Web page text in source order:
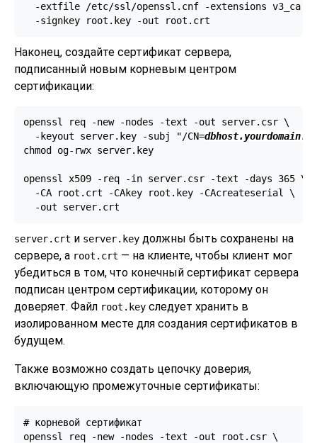
  -extfile /etc/ssl/openssl.cnf -extensions v3_ca \
  -signkey root.key -out root.crt
Наконец, создайте сертификат сервера,
подписанный новым корневым центром
сертификации:
openssl req -new -nodes -text -out server.csr \
  -keyout server.key -subj "/CN=
chmod og-rwx server.key
openssl x509 -req -in server.csr -text -days 365 \
  -CA root.crt -CAkey root.key -CAcreateserial \
  -out server.crt
server.crt и server.key должны быть сохранены на
сервере, а root.crt — на клиенте, чтобы клиент мог
убедиться в том, что конечный сертификат сервера
подписан центром сертификации, которому он
доверяет. Файл root.key следует хранить в
изолированном месте для создания сертификатов в
будущем.
Также возможно создать цепочку доверия,
включающую промежуточные сертификаты:
# корневой сертификат
openssl req -new -nodes -text -out root.csr \